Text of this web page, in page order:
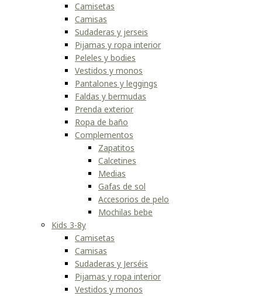
Camisetas
Camisas
Sudaderas y jerseis
Pijamas y ropa interior
Peleles y bodies
Vestidos y monos
Pantalones y leggings
Faldas y bermudas
Prenda exterior
Ropa de baño
Complementos
Zapatitos
Calcetines
Medias
Gafas de sol
Accesorios de pelo
Mochilas bebe
Kids 3-8y
Camisetas
Camisas
Sudaderas y Jerséis
Pijamas y ropa interior
Vestidos y monos